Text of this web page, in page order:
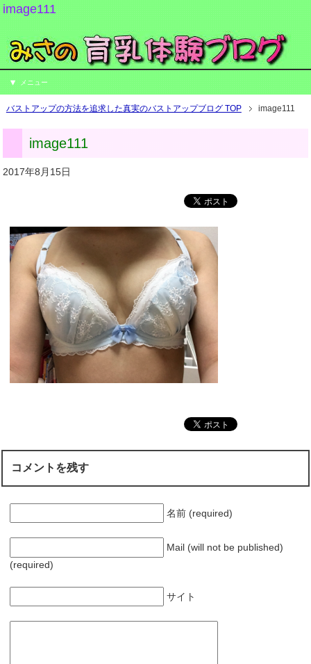
image111
メニュー
バストアップの方法を追求した真実のバストアップブログ TOP image111
image111
2017年8月15日
コメントを残す
名前 (required)
Mail (will not be published)
(required)
サイト